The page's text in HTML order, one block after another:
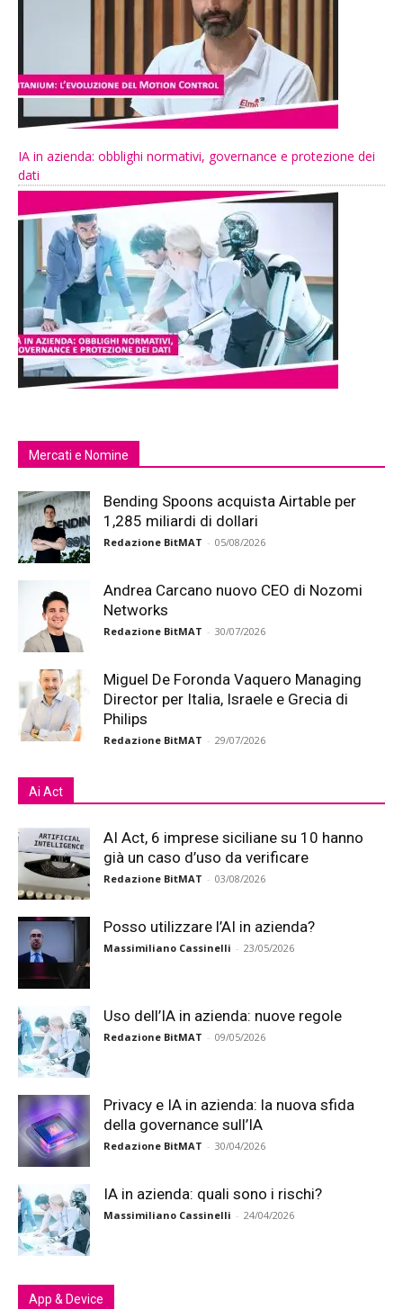
IA in azienda: obblighi normativi, governance e protezione dei
dati
Mercati e Nomine
Bending Spoons acquista Airtable per
1,285 miliardi di dollari
Redazione BitMAT - 05/08/2026
Andrea Carcano nuovo CEO di Nozomi
Networks
Redazione BitMAT - 30/07/2026
Miguel De Foronda Vaquero Managing
Director per Italia, Israele e Grecia di
Philips
Redazione BitMAT - 29/07/2026
Ai Act
AI Act, 6 imprese siciliane su 10 hanno
già un caso d’uso da verificare
Redazione BitMAT - 03/08/2026
Posso utilizzare l’AI in azienda?
Massimiliano Cassinelli - 23/05/2026
Uso dell’IA in azienda: nuove regole
Redazione BitMAT - 09/05/2026
Privacy e IA in azienda: la nuova sfida
della governance sull’IA
Redazione BitMAT - 30/04/2026
IA in azienda: quali sono i rischi?
Massimiliano Cassinelli - 24/04/2026
App & Device